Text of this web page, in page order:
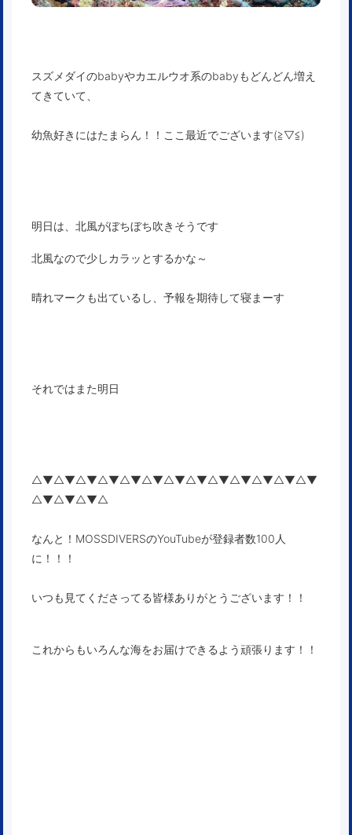
スズメダイのbabyやカエルウオ系のbabyもどんどん増え
てきていて、
幼魚好きにはたまらん！！ここ最近でございます(≧▽≦)
明日は、北風がぼちぼち吹きそうです
北風なので少しカラッとするかな～
晴れマークも出ているし、予報を期待して寝まーす
それではまた明日
△▼△▼△▼△▼△▼△▼△▼△▼△▼△▼△▼△▼△▼
△▼△▼△▼△
なんと！MOSSDIVERSのYouTubeが登録者数100人
に！！！
いつも見てくださってる皆様ありがとうございます！！
これからもいろんな海をお届けできるよう頑張ります！！